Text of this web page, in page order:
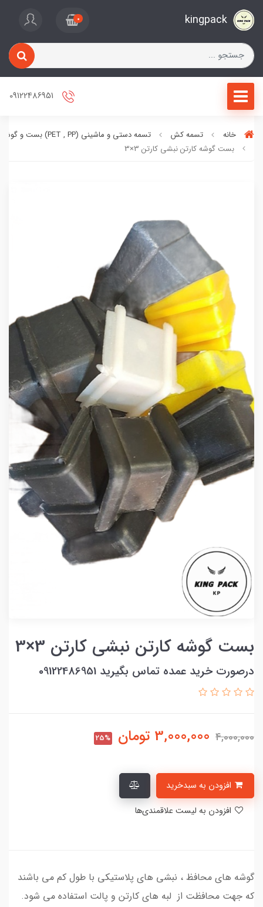
kingpack
0
خانه تسمه کش
تسمه دستی و ماشینی (PET , PP) بست و گوشه کارتن
بست گوشه کارتن نبشی کارتن 3×3
بست گوشه کارتن نبشی کارتن 3×3
درصورت خرید عمده تماس بگیرید 09122486951
4,000,000
3,000,000 تومان 25%
گوشه هاي محافظ ، نبشي هاي پلاستيكي با طول كم مي باشند
كه جهت محافظت از لبه هاي كارتن و پالت استفاده مي شود.